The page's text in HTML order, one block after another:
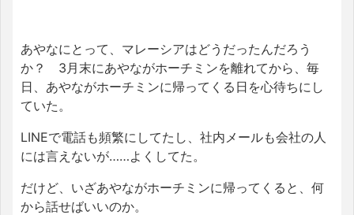
あやなにとって、マレーシアはどうだったんだろう
か？ 3月末にあやながホーチミンを離れてから、毎
日、あやながホーチミンに帰ってくる日を心待ちにし
ていた。
LINEで電話も頻繁にしてたし、社内メールも会社の人
には言えないが……よくしてた。
だけど、いざあやながホーチミンに帰ってくると、何
から話せばいいのか。